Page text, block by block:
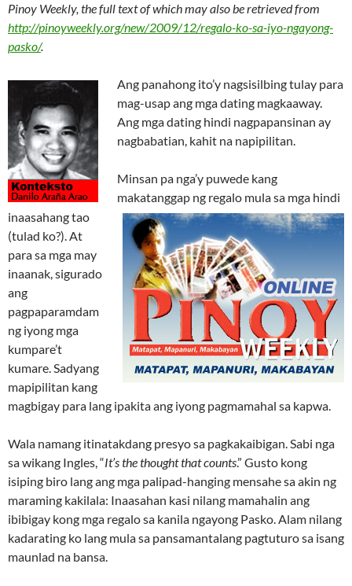
Pinoy Weekly, the full text of which may also be retrieved from
http://pinoyweekly.org/new/2009/12/regalo-ko-sa-iyo-ngayong-
pasko/.
Ang panahong ito’y nagsisilbing tulay para
mag-usap ang mga dating magkaaway.
Ang mga dating hindi nagpapansinan ay
nagbabatian, kahit na napipilitan.
Minsan pa nga’y puwede kang
makatanggap ng regalo mula sa mga hindi
inaasahang tao
(tulad ko?). At
para sa mga may
inaanak, sigurado
ang
pagpaparamdam
ng iyong mga
kumpare’t
kumare. Sadyang
mapipilitan kang
magbigay para lang ipakita ang iyong pagmamahal sa kapwa.
Wala namang itinatakdang presyo sa pagkakaibigan. Sabi nga
sa wikang Ingles, “It’s the thought that counts.” Gusto kong
isiping biro lang ang mga palipad-hanging mensahe sa akin ng
maraming kakilala: Inaasahan kasi nilang mamahalin ang
ibibigay kong mga regalo sa kanila ngayong Pasko. Alam nilang
kadarating ko lang mula sa pansamantalang pagtuturo sa isang
maunlad na bansa.